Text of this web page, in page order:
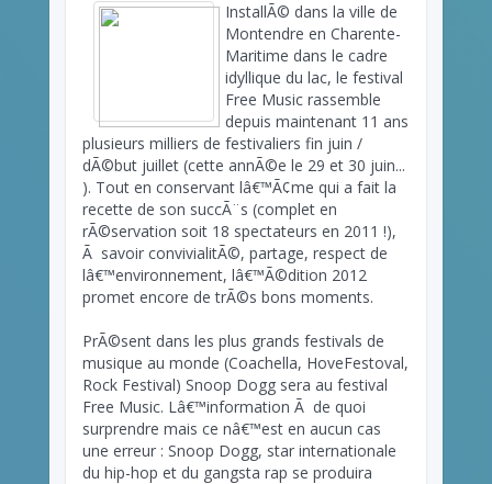
InstallÃ© dans la ville de
Montendre en Charente-
Maritime dans le cadre
idyllique du lac, le festival
Free Music rassemble
depuis maintenant 11 ans
plusieurs milliers de festivaliers fin juin /
dÃ©but juillet (cette annÃ©e le 29 et 30 juin...
). Tout en conservant lâ€™Ã¢me qui a fait la
recette de son succÃ¨s (complet en
rÃ©servation soit 18 spectateurs en 2011 !),
Ã savoir convivialitÃ©, partage, respect de
lâ€™environnement, lâ€™Ã©dition 2012
promet encore de trÃ©s bons moments.
PrÃ©sent dans les plus grands festivals de
musique au monde (Coachella, HoveFestoval,
Rock Festival) Snoop Dogg sera au festival
Free Music. Lâ€™information Ã de quoi
surprendre mais ce nâ€™est en aucun cas
une erreur : Snoop Dogg, star internationale
du hip-hop et du gangsta rap se produira